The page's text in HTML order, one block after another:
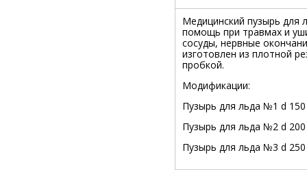
Медицинский пузырь для
помощь при травмах и
сосуды, нервные
изготовлен из плотной
пробкой.
Модификации:
Пузырь для льда №1 d
Пузырь для льда №2 d
Пузырь для льда №3 d